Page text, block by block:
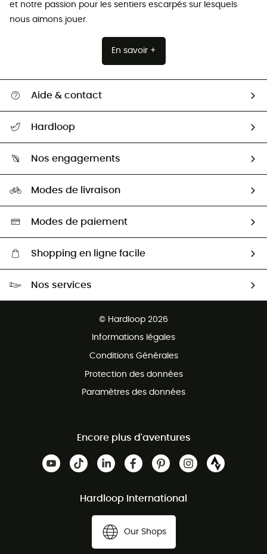
et notre passion pour les sentiers escarpés sur lesquels
nous aimons jouer.
En savoir +
Aide & contact
Retour & remboursement
Guide des tailles
Seconde Main
Aide & Contact
Hardloop
HardGuides
Nos engagements
Sélection éco-responsable
Modes de livraison
Modes de paiement
Shopping en ligne facile
Nos services
© Hardloop 2026
Informations légales
Conditions Générales
Protection des données
Paramètres des données
Encore plus d'aventures
Hardloop International
Our Shops